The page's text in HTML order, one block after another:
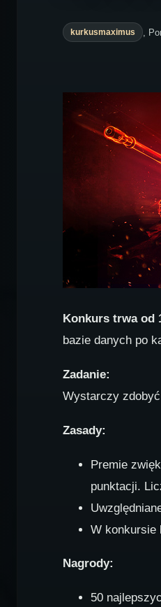
kurkusmaximus ,
Konkurs trwa od
bazie danych po
Zadanie:
Wystarczy
Zasady:
Premie
punktacji.
W konkursie
Nagrody:
50